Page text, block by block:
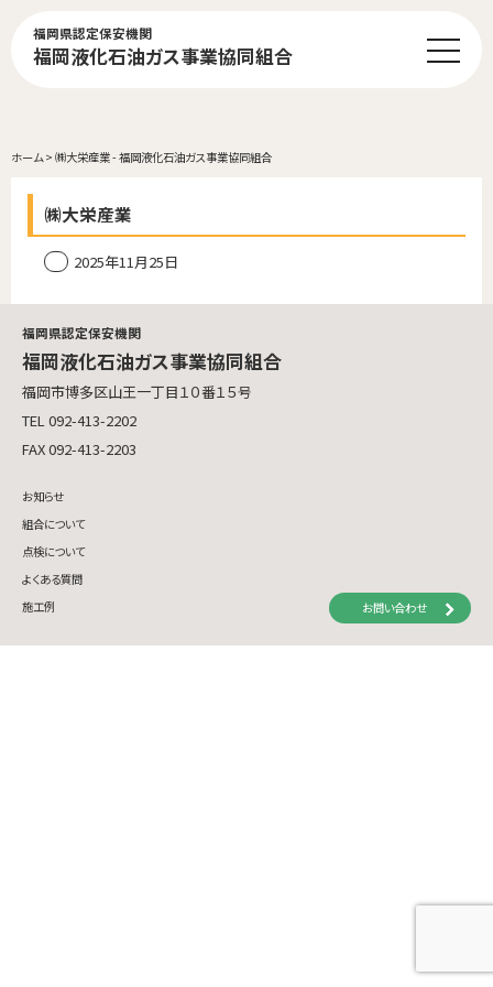
福岡県認定保安機関
福岡液化石油ガス事業協同組合
ホーム > ㈱大栄産業 - 福岡液化石油ガス事業協同組合
㈱大栄産業
2025年11月25日
福岡県認定保安機関
福岡液化石油ガス事業協同組合
福岡市博多区山王一丁目１０番１５号
TEL 092-413-2202
FAX 092-413-2203
お知らせ
組合について
点検について
よくある質問
施工例
お問い合わせ